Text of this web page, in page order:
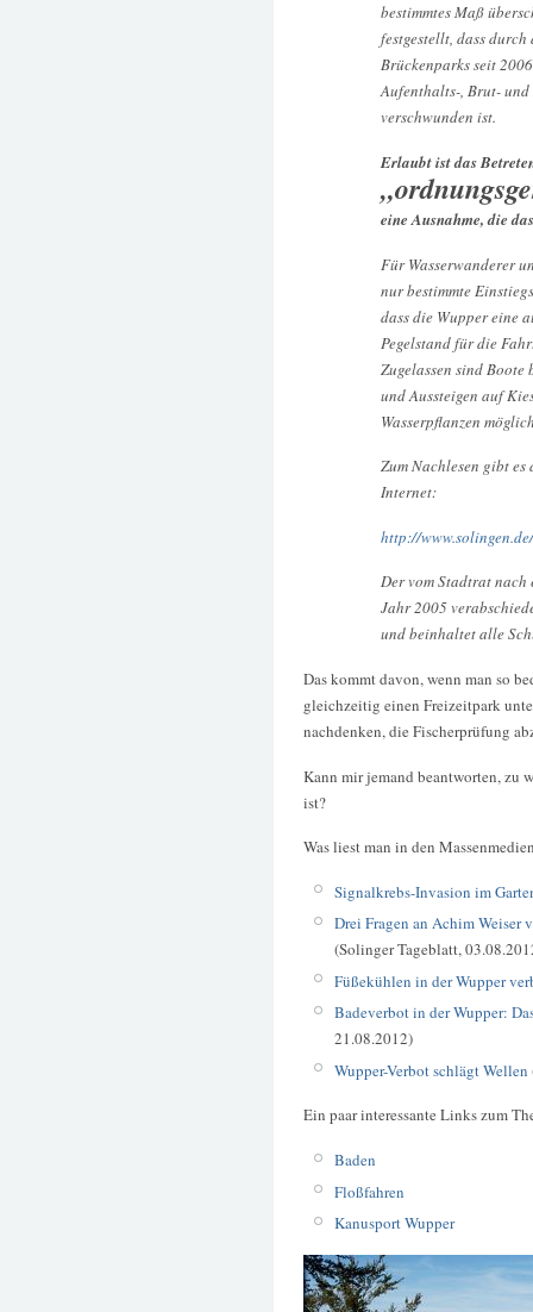
bestimmtes Maß
festgestellt, dass
Brückenparks seit
Aufenthalts-, Brut-
verschwunden ist.
Erlaubt ist das
eine Ausnahme, die
Für Wasserwanderer
nur bestimmte
dass die Wupper eine
Pegelstand für die
Zugelassen sind
und Aussteigen auf
Wasserpflanzen
Zum Nachlesen gibt
Internet:
http://
Der vom Stadtrat
Jahr 2005
und beinhaltet alle
Das kommt davon, wenn man so
gleichzeitig einen Freizeitpark
nachdenken, die Fischerprüfung
Kann mir jemand beantworten, zu
ist?
Was liest man in den
Signalkrebs-Invasion im
Drei Fragen an Achim Weiser
(Solinger Tageblatt,
Füßekühlen in der Wupper
Badeverbot in der Wupper:
21.08.2012)
Wupper-Verbot schlägt Wellen
Ein paar interessante Links zum
Baden
Floßfahren
Kanusport Wupper